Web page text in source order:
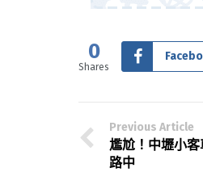
0
Shares
Previous Article
尷尬！中壢小
路中